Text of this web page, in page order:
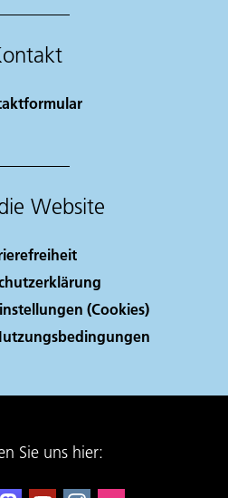
Website
(Cookies)
Sie uns hier: